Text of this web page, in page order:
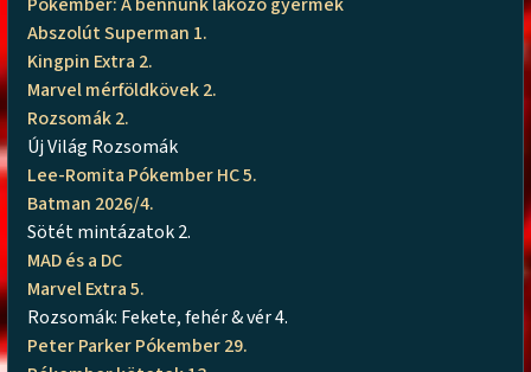
Abszolút Superman 1.
Kingpin Extra 2.
Marvel mérföldkövek 2.
Rozsomák 2.
Új Világ Rozsomák
Lee-Romita Pókember HC 5.
Batman 2026/4.
Sötét mintázatok 2.
MAD és a DC
Marvel Extra 5.
Rozsomák: Fekete, fehér & vér 4.
Peter Parker Pókember 29.